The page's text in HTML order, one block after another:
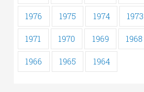
1976 1975 1974 1973
1971 1970 1969 1968
1966 1965 1964